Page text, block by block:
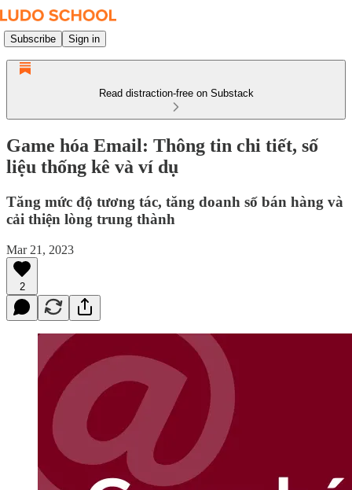
Subscribe Sign in
Read distraction-free on Substack
Game hóa Email: Thông tin chi tiết, số
liệu thống kê và ví dụ
Tăng mức độ tương tác, tăng doanh số bán hàng và
cải thiện lòng trung thành
Mar 21, 2023
2